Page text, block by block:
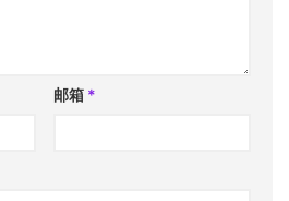
邮箱 *